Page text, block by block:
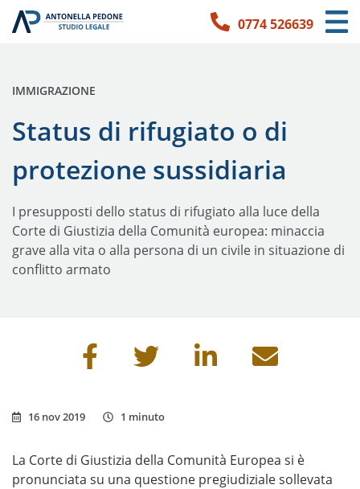
Link per l'accessibilità
Vai ai contenuti principali
Vai ai contatti0774 526639
Status di rifugiato o di
protezione sussidiaria
PUBBLICATO IN:
IMMIGRAZIONE
I presupposti dello status di rifugiato alla luce della
Corte di Giustizia della Comunità europea: minaccia
grave alla vita o alla persona di un civile in situazione di
conflitto armato
Condividi questa pagina
16 nov 2019 1 minuto
La Corte di Giustizia della Comunità Europea si è
pronunciata su una questione pregiudiziale sollevata